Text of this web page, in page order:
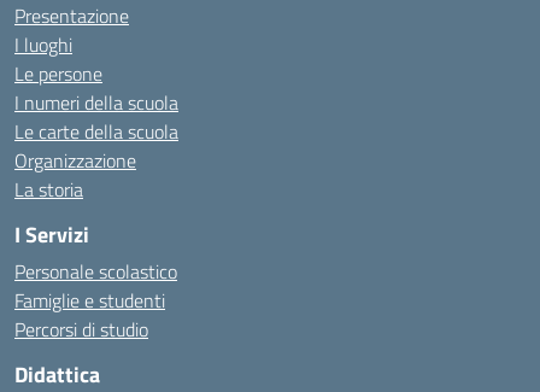
Presentazione
I luoghi
Le persone
I numeri della scuola
Le carte della scuola
Organizzazione
La storia
I Servizi
Personale scolastico
Famiglie e studenti
Percorsi di studio
Didattica